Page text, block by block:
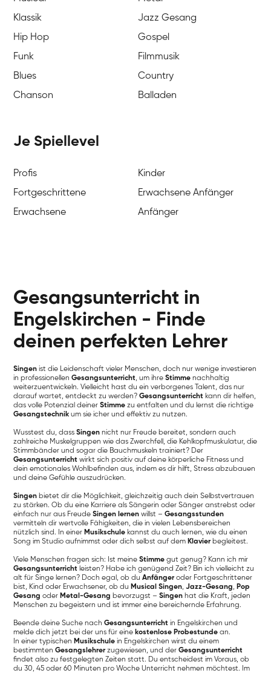
Klassik
Jazz Gesang
Hip Hop
Gospel
Funk
Filmmusik
Blues
Country
Chanson
Balladen
Je Spiellevel
Profis
Kinder
Fortgeschrittene
Erwachsene Anfänger
Erwachsene
Anfänger
Gesangsunterricht in
Engelskirchen - Finde
deinen perfekten Lehrer
Singen ist die Leidenschaft vieler Menschen, doch nur wenige investieren
in professionellenGesangsunterricht, um ihreStimme nachhaltig
weiterzuentwickeln. Vielleicht hast du ein verborgenes Talent, das nur
darauf wartet, entdeckt zu werden?Gesangsunterricht kann dir helfen,
das volle Potenzial deinerStimme zu entfalten und du lernst die richtige
Gesangstechnik um sie icher und effektiv zu nutzen.
Wusstest du, dassSingen nicht nur Freude bereitet, sondern auch
zahlreiche Muskelgruppen wie das Zwerchfell, die Kehlkopfmuskulatur, die
Stimmbänder und sogar die Bauchmuskeln trainiert? Der
Gesangsunterricht wirkt sich positiv auf deine körperliche Fitness und
dein emotionales Wohlbefinden aus, indem es dir hilft, Stress abzubauen
und deine Gefühle auszudrücken.
Singen bietet dir die Möglichkeit, gleichzeitig auch dein Selbstvertrauen
zu stärken. Ob du eine Karriere als Sängerin oder Sänger anstrebst oder
einfach nur aus FreudeSingen lernen willst –Gesangsstunden
vermitteln dir wertvolle Fähigkeiten, die in vielen Lebensbereichen
nützlich sind. In einer Musikschule kannst du auch lernen, wie du einen
Song im Studio aufnimmst oder dich selbst auf dem Klavier begleitest.
Viele Menschen fragen sich: Ist meineStimme gut genug? Kann ich mir
Gesangsunterricht leisten? Habe ich genügend Zeit? Bin ich vielleicht zu
alt für Singe lernen? Doch egal, ob duAnfänger oder Fortgeschrittener
bist, Kind oder Erwachsener, ob du Musical Singen,Jazz-Gesang, Pop
Gesang oder Metal-Gesang bevorzugst –Singen hat die Kraft, jeden
Menschen zu begeistern und ist immer eine bereichernde Erfahrung.
Beende deine Suche nachGesangsunterricht in Engelskirchen und
melde dich jetzt bei der uns für eine kostenlose Probestunde an.
In einer typischen Musikschule in Engelskirchen wirst du einem
bestimmtenGesangslehrer zugewiesen, und derGesangsunterricht
findet also zu festgelegten Zeiten statt. Du entscheidest im Voraus, ob
du 30, 45 oder 60 Minuten pro Woche Unterricht nehmen möchtest. Im